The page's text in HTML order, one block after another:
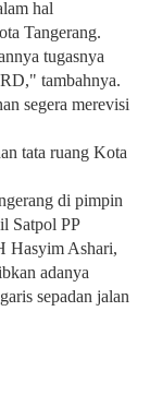
hal
Tangerang.
tugasnya
tambahnya.
segera merevisi
tata ruang Kota
di pimpin
Satpol PP
Hasyim Ashari,
adanya
sepadan jalan